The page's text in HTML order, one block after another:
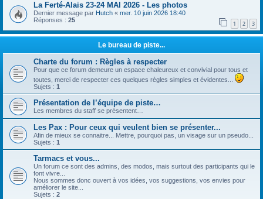
La Ferté-Alais 23-24 MAI 2026 - Les photos
Dernier message par Hutch « mer. 10 juin 2026 18:40
Réponses : 25 1 2 3
Le bureau de piste...
Charte du forum : Règles à respecter
Pour que ce forum demeure un espace chaleureux et convivial pour tous et
toutes, merci de respecter ces quelques règles simples et évidentes...
Sujets : 1
Présentation de l’équipe de piste…
Les membres du staff se présentent…
Les Pax : Pour ceux qui veulent bien se présenter...
Afin de mieux se connaitre... Mettre, pourquoi pas, un visage sur un pseudo...
Sujets : 1
Tarmacs et vous...
Un forum ce sont des admins, des modos, mais surtout des participants qui le
font vivre...
Nous sommes donc ouvert à vos idées, vos suggestions, vos envies pour
améliorer le site...
Sujets : 2